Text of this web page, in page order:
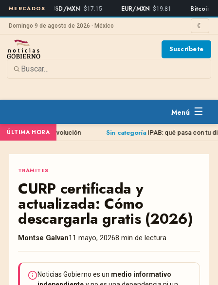
MERCADOS
USD/MXN $17.15 EUR/MXN $19.81 Bitcoin $64,921
Domingo 9 de agosto de 2026 · México ☾
Suscríbete
☰
ÚLTIMA HORA Sin categoría IPAB: qué pasa con tu dinero si tu
TRAMITES
CURP certificada y
actualizada: Cómo
descargarla gratis (2026)
Montse Galvan11 mayo, 20268 min de lectura
Noticias Gobierno es un medio informativo